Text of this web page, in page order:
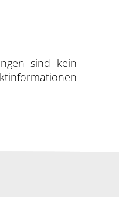
sind kein